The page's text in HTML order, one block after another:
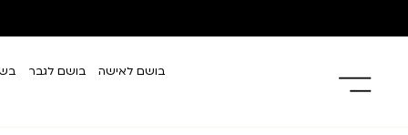
בושם לאישה בושם לגבר